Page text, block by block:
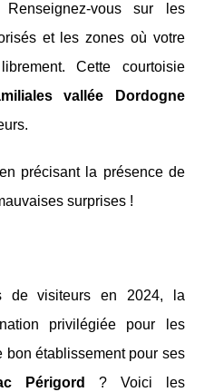
vous sur les
et les zones où votre
Cette courtoisie
vallée Dordogne
précisant la présence de
surprises !
de visiteurs en 2024, la
privilégiée pour les
bon établissement pour ses
Périgord
? Voici les